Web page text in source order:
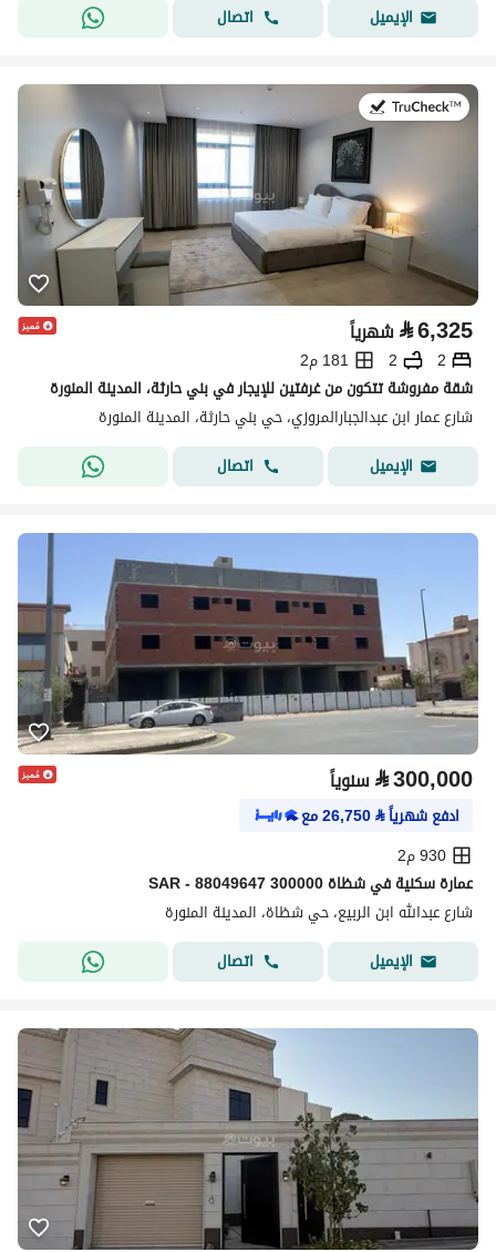
الإيميل
اتصال
⃁6,325 شهرياً
2
2
181 م2
شقة مفروشة تتكون من غرفتين للإيجار في بني حارثة، المدينة المنورة
شارع عمار ابن عبدالجبارالمروزي، حي بني حارثة، المدينة المنورة
الإيميل
اتصال
⃁300,000 سنوياً
ادفع شهرياً⃁
26,750مع
930 م2
عمارة سكنية في شظاة 300000 SAR - 88049647
شارع عبدالله ابن الربيع، حي شظاة، المدينة المنورة
الإيميل
اتصال